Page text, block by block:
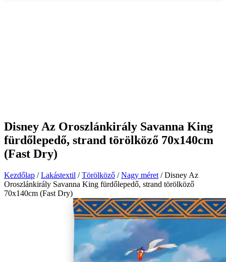
Disney Az Oroszlánkirály Savanna King
fürdőlepedő, strand törölköző 70x140cm
(Fast Dry)
Kezdőlap /Lakástextil /Törölköző /Nagy méret / Disney Az
Oroszlánkirály Savanna King fürdőlepedő, strand törölköző
70x140cm (Fast Dry)